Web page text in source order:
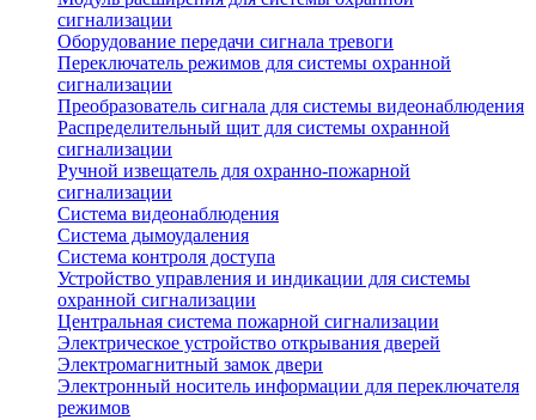
сигнализации
Оборудование передачи сигнала тревоги
Переключатель режимов для системы охранной
сигнализации
Преобразователь сигнала для системы видеонаблюдения
Распределительный щит для системы охранной
сигнализации
Ручной извещатель для охранно-пожарной
сигнализации
Система видеонаблюдения
Система дымоудаления
Система контроля доступа
Устройство управления и индикации для системы
охранной сигнализации
Центральная система пожарной сигнализации
Электрическое устройство открывания дверей
Электромагнитный замок двери
Электронный носитель информации для переключателя
режимов